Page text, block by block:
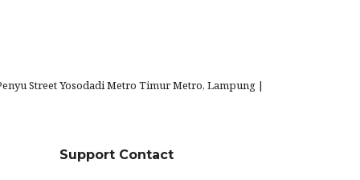
Street Yosodadi Metro Timur Metro, Lampung |
Support Contact